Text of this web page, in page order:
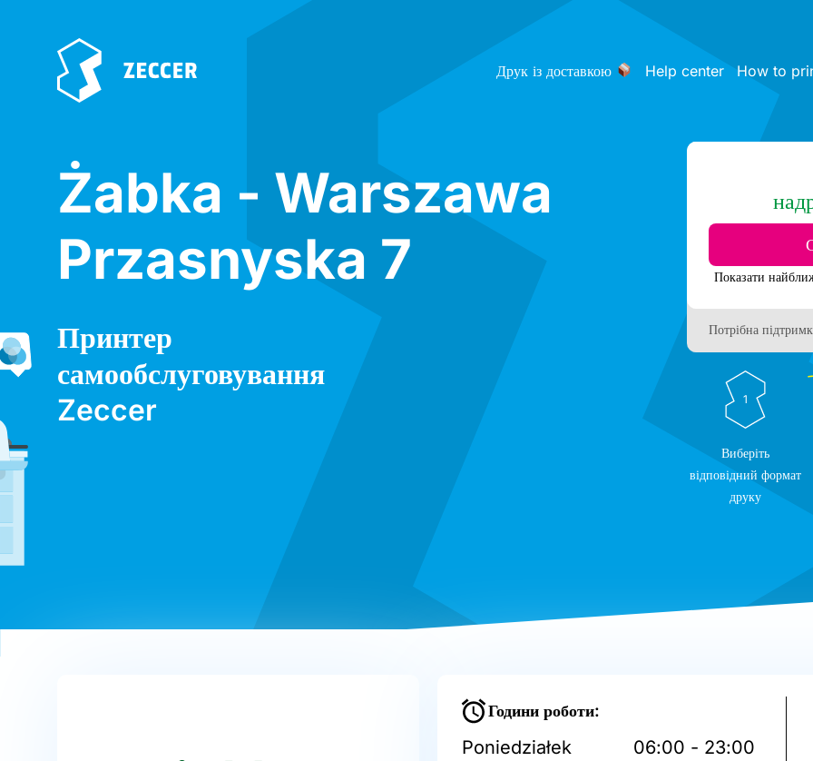
Друк із доставкою Help center How to
Żabka - Warszawa
Przasnyska 7
Принтер
самообслуговування
Zeccer
Потрібна
1
Виберіть
відповідний формат
друку
Години роботи:
Poniedziałek
06:00 - 23:00